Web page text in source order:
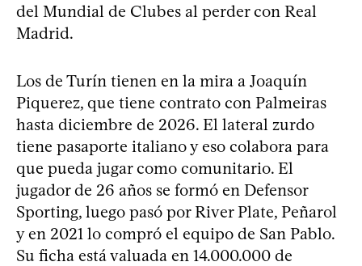
del Mundial de Clubes al perder con Real
Madrid.
Los de Turín tienen en la mira a Joaquín
Piquerez, que tiene contrato con Palmeiras
hasta diciembre de 2026. El lateral zurdo
tiene pasaporte italiano y eso colabora para
que pueda jugar como comunitario. El
jugador de 26 años se formó en Defensor
Sporting, luego pasó por River Plate, Peñarol
y en 2021 lo compró el equipo de San Pablo.
Su ficha está valuada en 14.000.000 de